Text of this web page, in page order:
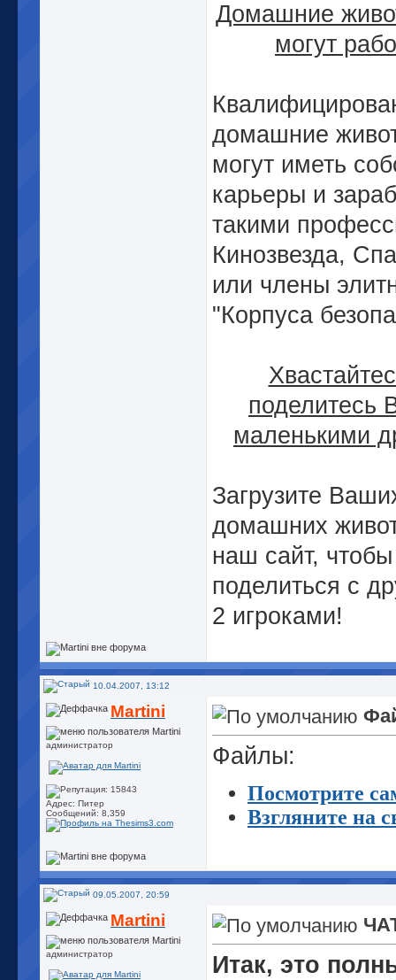
Домашние
могут
домашние
могут иметь
карьеры и
такими
Кинозвезда,
или члены
"Корпуса
поделитесь
маленькими
Загрузите
домашних
наш сайт, чтобы
поделиться с
2 игроками!
10.04.2007, 13:12
Martini
администратор
Адрес: Питер
Сообщений: 8,359
Файлы:
Посмотрите
Взгляните на
09.05.2007, 20:59
Martini
администратор
Итак, это